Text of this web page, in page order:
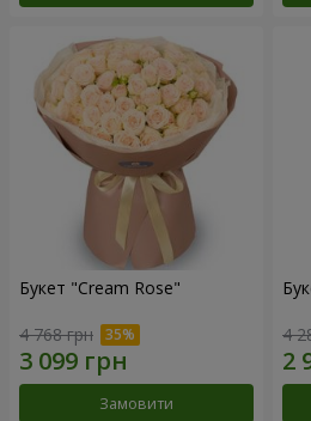
Букет "Cream Rose"
4 768 грн
Замовити
4